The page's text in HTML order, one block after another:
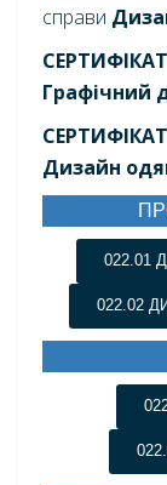
справи
Графічний
Дизайн
022.01
022.02